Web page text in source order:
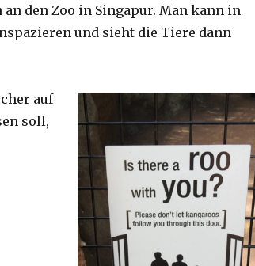
den Zoo in Singapur. Man kann in
und sieht die Tiere dann
auf
soll,